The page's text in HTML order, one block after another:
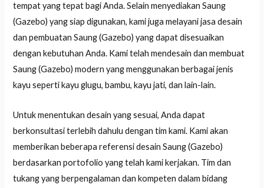
tempat yang tepat bagi Anda. Selain menyediakan Saung
(Gazebo) yang siap digunakan, kami juga melayani jasa desain
dan pembuatan Saung (Gazebo) yang dapat disesuaikan
dengan kebutuhan Anda. Kami telah mendesain dan membuat
Saung (Gazebo) modern yang menggunakan berbagai jenis
kayu seperti kayu glugu, bambu, kayu jati, dan lain-lain.
Untuk menentukan desain yang sesuai, Anda dapat
berkonsultasi terlebih dahulu dengan tim kami. Kami akan
memberikan beberapa referensi desain Saung (Gazebo)
berdasarkan portofolio yang telah kami kerjakan. Tim dan
tukang yang berpengalaman dan kompeten dalam bidang